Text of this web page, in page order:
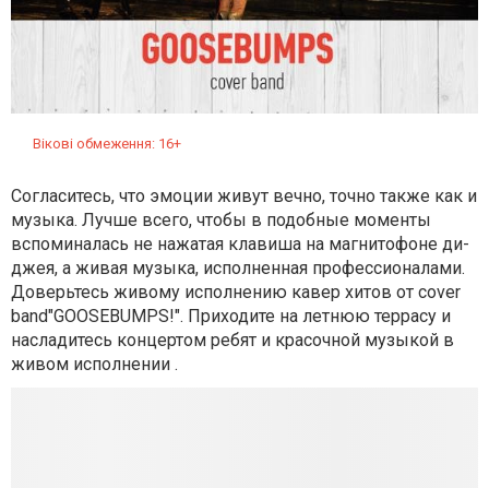
Вікові обмеження: 16+
Согласитесь, что эмоции живут вечно, точно также как и
музыка. Лучше всего, чтобы в подобные моменты
вспоминалась не нажатая клавиша на магнитофоне ди-
джея, а живая музыка, исполненная профессионалами.
Доверьтесь живому исполнению кавер хитов от cover
band"GOOSEBUMPS!". Приходите на летнюю террасу и
насладитесь концертом ребят и красочной музыкой в
живом исполнении .